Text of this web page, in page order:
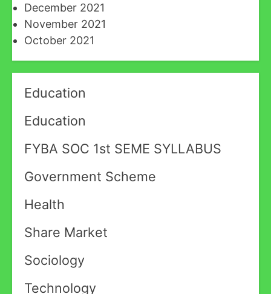
December 2021
November 2021
October 2021
Education
Education
FYBA SOC 1st SEME SYLLABUS
Government Scheme
Health
Share Market
Sociology
Technology